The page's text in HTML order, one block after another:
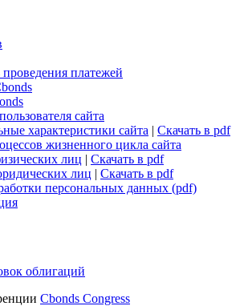
проведения платежей
сайта
характеристики сайта | Скачать в pdf
жизненного цикла сайта
лиц | Скачать в pdf
лиц | Скачать в pdf
персональных данных (pdf)
облигаций
Cbonds Congress